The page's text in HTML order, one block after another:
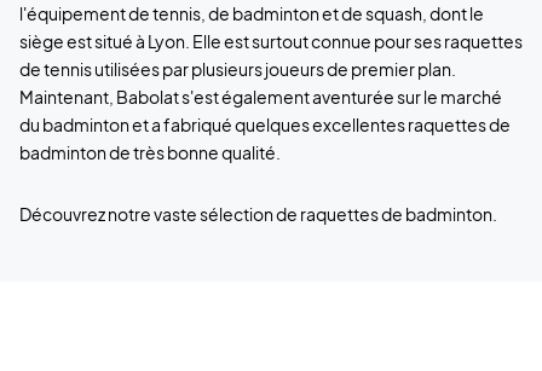
l'équipement de tennis, de badminton et de squash, dont le
siège est situé à Lyon. Elle est surtout connue pour ses raquettes
de tennis utilisées par plusieurs joueurs de premier plan.
Maintenant, Babolat s'est également aventurée sur le marché
du badminton et a fabriqué quelques excellentes raquettes de
badminton de très bonne qualité.
Découvrez notre vaste sélection de raquettes de badminton.